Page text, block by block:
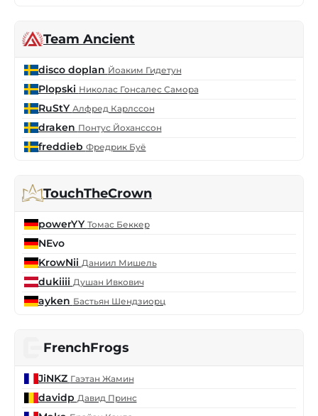
Team Ancient
disco doplan Йоаким Гидетун
Plopski Николас Гонсалес Самора
RuStY Алфред Карлссон
draken Понтус Йоханссон
freddieb Фредрик Буё
TouchTheCrown
powerYY Томас Беккер
NEvo
KrowNii Даниил Мишель
dukiiii Душан Ивкович
ayken Бастьян Шендзиорц
FrenchFrogs
JiNKZ Гаэтан Жамин
davidp Давид Принс